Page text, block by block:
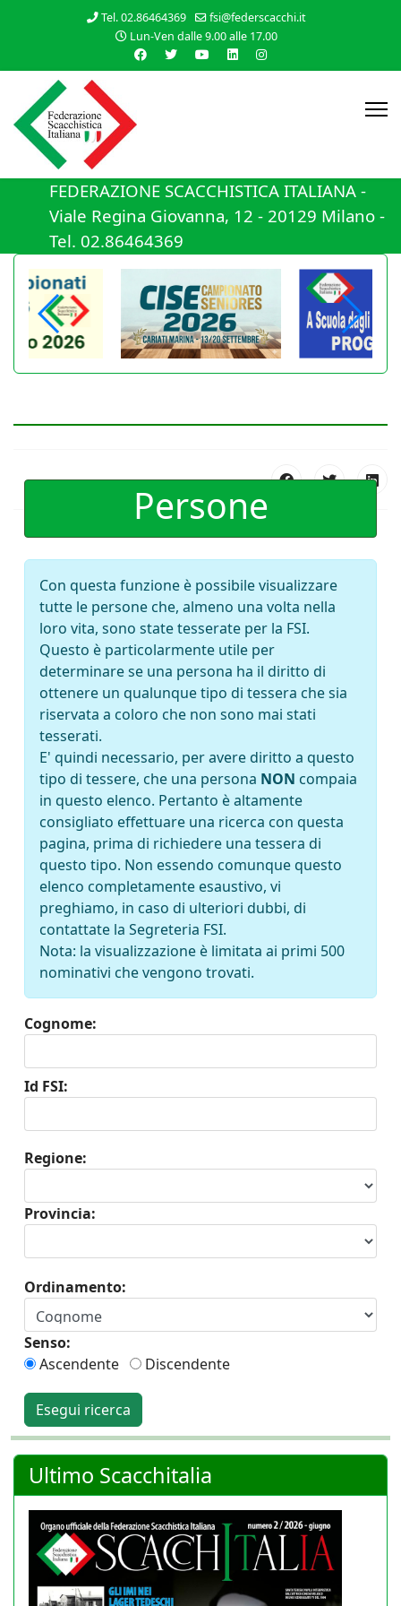
Tel. 02.86464369
fsi@federscacchi.it
Lun-Ven dalle 9.00 alle 17.00
FEDERAZIONE SCACCHISTICA ITALIANA -
Viale Regina Giovanna, 12 - 20129 Milano -
Tel. 02.86464369
Persone
Con questa funzione è possibile visualizzare
tutte le persone che, almeno una volta nella
loro vita, sono state tesserate per la FSI.
Questo è particolarmente utile per
determinare se una persona ha il diritto di
ottenere un qualunque tipo di tessera che sia
riservata a coloro che non sono mai stati
tesserati.
E' quindi necessario, per avere diritto a questo
tipo di tessere, che una persona NON compaia
in questo elenco. Pertanto è altamente
consigliato effettuare una ricerca con questa
pagina, prima di richiedere una tessera di
questo tipo. Non essendo comunque questo
elenco completamente esaustivo, vi
preghiamo, in caso di ulteriori dubbi, di
contattate la Segreteria FSI.
Nota: la visualizzazione è limitata ai primi 500
nominativi che vengono trovati.
Cognome:
Id FSI:
Regione:
Provincia:
Ordinamento:
Senso:
Ascendente
Discendente
Esegui ricerca
Ultimo Scacchitalia